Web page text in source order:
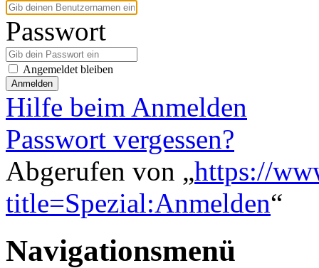
Passwort
Angemeldet bleiben
Anmelden
Hilfe beim Anmelden
Passwort vergessen?
Abgerufen von „https://
title=Spezial:Anmelden“
Navigationsmenü